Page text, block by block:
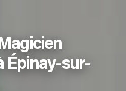
Épinay-sur-